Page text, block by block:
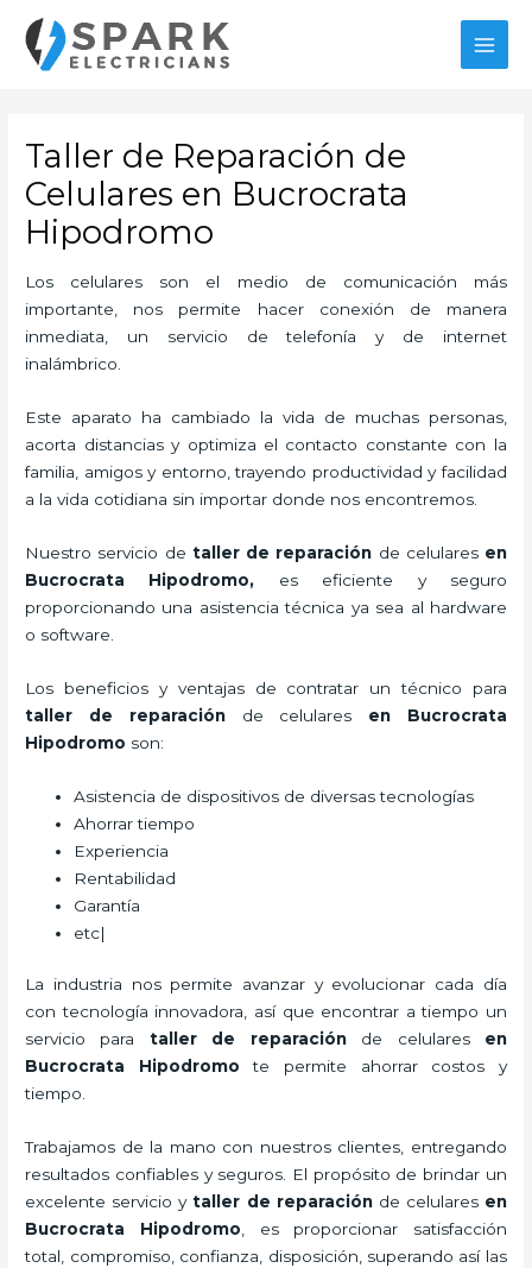
contenido
Taller de Reparación de
Celulares en Bucrocrata
Hipodromo
Los celulares son el medio de comunicación más
importante, nos permite hacer conexión de manera
inmediata, un servicio de telefonía y de internet
inalámbrico.
Este aparato ha cambiado la vida de muchas personas,
acorta distancias y optimiza el contacto constante con la
familia, amigos y entorno, trayendo productividad y facilidad
a la vida cotidiana sin importar donde nos encontremos.
Nuestro servicio de taller de reparación de celulares en
Bucrocrata Hipodromo, es eficiente y seguro
proporcionando una asistencia técnica ya sea al hardware
o software.
Los beneficios y ventajas de contratar un técnico para
taller de
reparaciónde celulares
en Bucrocrata
Hipodromo son:
Asistencia de dispositivos de diversas tecnologías
Ahorrar tiempo
Experiencia
Rentabilidad
Garantía
etc|
La industria nos permite avanzar y evolucionar cada día
con tecnología innovadora, así que encontrar a tiempo un
servicio para taller de reparaciónde celularesen
Bucrocrata Hipodromo te permite ahorrar costos y
tiempo.
Trabajamos de la mano con nuestros clientes, entregando
resultados confiables y seguros. El propósito de brindar un
excelente servicio ytaller de reparaciónde celularesen
Bucrocrata Hipodromo , es proporcionar satisfacción
total, compromiso, confianza, disposición, superando así las